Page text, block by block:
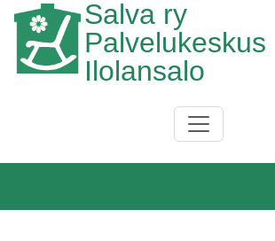
Hyppää pääsisältöön
Salva ry
Palvelukeskus
Ilolansalo